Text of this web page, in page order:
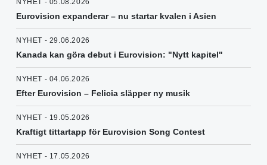
NYHET - 05.08.2026
Eurovision expanderar – nu startar kvalen i Asien
NYHET - 29.06.2026
Kanada kan göra debut i Eurovision: "Nytt kapitel"
NYHET - 04.06.2026
Efter Eurovision – Felicia släpper ny musik
NYHET - 19.05.2026
Kraftigt tittartapp för Eurovision Song Contest
NYHET - 17.05.2026